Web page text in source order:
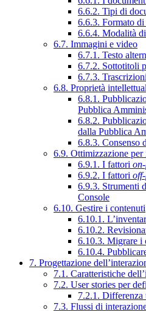
6.6.2. Tipi di
6.6.3. Formato
6.6.4. Modalità
6.7. Immagini e video
6.7.1. Testo
6.7.2. Sottotitoli
6.7.3.
6.8. Proprietà
6.8.1.
Pubblica
6.8.2.
dalla Pubblica
6.8.3. Consenso
6.9. Ottimizzazione
6.9.1. I fattori
6.9.2. I fattori
6.9.3. Strumenti
Console
6.10. Gestire i contenuti
6.10.1.
6.10.2.
6.10.3. Migrare i
6.10.4.
7. Progettazione
7.1. Caratteristiche
7.2. User stories per
7.2.1. Differenza
7.3. Flussi di